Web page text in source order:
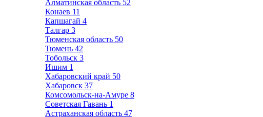
Алматинская область 52
Конаев 11
Капшагай 4
Талгар 3
Тюменская область 50
Тюмень 42
Тобольск 3
Ишим 1
Хабаровский край 50
Хабаровск 37
Комсомольск-на-Амуре 8
Советская Гавань 1
Астраханская область 47